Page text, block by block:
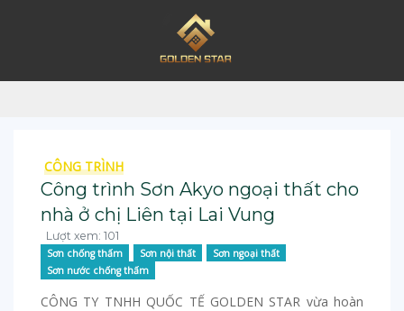
CÔNG TRÌNH
Công trình Sơn Akyo ngoại thất cho
nhà ở chị Liên tại Lai Vung
Lượt xem: 101
Sơn chống thấm Sơn nội thất
Sơn ngoại thất
Sơn nước chống thấm
CÔNG TY TNHH QUỐC TẾ GOLDEN STAR vừa hoàn